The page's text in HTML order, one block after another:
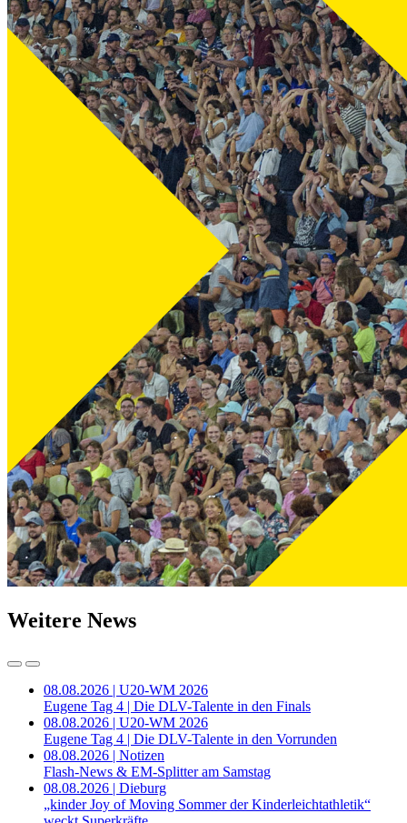
Weitere News
08.08.2026 | U20-WM 2026
Eugene Tag 4 | Die DLV-Talente in den Finals
08.08.2026 | U20-WM 2026
Eugene Tag 4 | Die DLV-Talente in den Vorrunden
08.08.2026 | Notizen
Flash-News & EM-Splitter am Samstag
08.08.2026 | Dieburg
„kinder Joy of Moving Sommer der Kinderleichtathletik“